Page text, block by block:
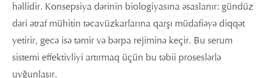
həllidir. Konsepsiya dərinin biologiyasına əsaslanır: gündüz
dəri ətraf mühitin təcavüzkarlarına qarşı müdafiəyə diqqət
yetirir, gecə isə təmir və bərpa rejiminə keçir. Bu serum
sistemi effektivliyi artırmaq üçün bu təbii proseslərlə
uyğunlaşır.